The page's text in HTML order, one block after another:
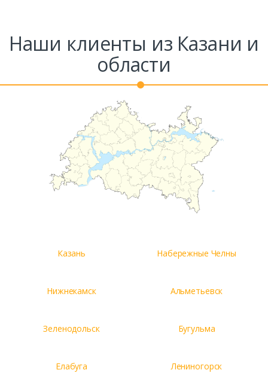
Наши клиенты из Казани и
области
Казань Набережные Челны
Нижнекамск Альметьевск
Зеленодольск Бугульма
Елабуга Лениногорск